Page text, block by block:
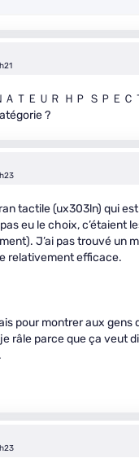
ＴＥＵＲ ＨＰ ＳＰＥＣ
?
tactile (ux303ln) qui
eu le choix, c’étaient
J’ai pas trouvé un
relativement efficace.
pour montrer aux gens
râle parce que ça veut